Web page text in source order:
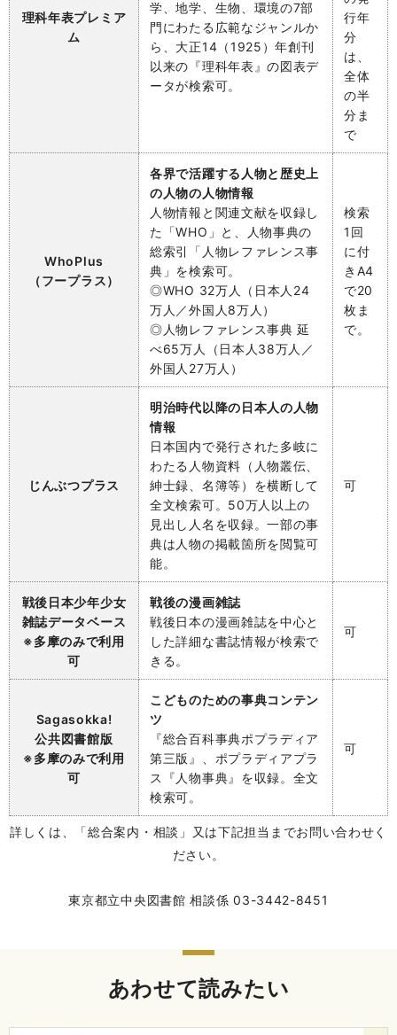
理科年表プレミア
ム
学、地学、生物、環境の7部
門にわたる広範なジャンルか
ら、大正14（1925）年創刊
以来の『理科年表』の図表デ
ータが検索可。
行年
分
は、
全体
の半
分ま
で
WhoPlus
（フープラス）
各界で活躍する人物と歴史上
の人物の人物情報
人物情報と関連文献を収録し
た「WHO」と、人物事典の
総索引「人物レファレンス事
典」を検索可。
◎WHO 32万人（日本人24
万人／外国人8万人）
◎人物レファレンス事典 延
べ65万人（日本人38万人／
外国人27万人）
検索
1回
に付
きA4
で20
枚ま
で。
じんぶつプラス
明治時代以降の日本人の人物
情報
日本国内で発行された多岐に
わたる人物資料（人物叢伝、
紳士録、名簿等）を横断して
全文検索可。50万人以上の
見出し人名を収録。一部の事
典は人物の掲載箇所を閲覧可
能。
可
戦後日本少年少女
雑誌データベース
※多摩のみで利用
可
戦後の漫画雑誌
戦後日本の漫画雑誌を中心と
した詳細な書誌情報が検索で
きる。
可
Sagasokka!
公共図書館版
※多摩のみで利用
可
こどものための事典コンテン
ツ
『総合百科事典ポプラディア
第三版』、ポプラディアプラ
ス『人物事典』を収録。全文
検索可。
可
詳しくは、「総合案内・相談」又は下記担当までお問い合わせく
ださい。
東京都立中央図書館 相談係 03-3442-8451
あわせて読みたい